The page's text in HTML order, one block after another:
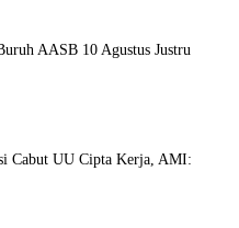
AASB 10 Agustus Justru
Cabut UU Cipta Kerja, AMI: